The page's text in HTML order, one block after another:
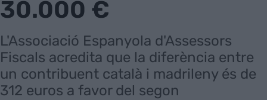
30.000 €
L'Associació Espanyola d'Assessors
Fiscals acredita que la diferència entre
un contribuent català i madrileny és de
312 euros a favor del segon